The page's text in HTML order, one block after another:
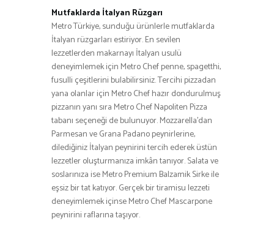
Mutfaklarda İtalyan Rüzgarı
Metro Türkiye, sunduğu ürünlerle mutfaklarda
İtalyan rüzgarları estiriyor. En sevilen
lezzetlerden makarnayı İtalyan usulü
deneyimlemek için Metro Chef penne, spagetthi,
fusulli çeşitlerini bulabilirsiniz. Tercihi pizzadan
yana olanlar için Metro Chef hazır dondurulmuş
pizzanın yanı sıra Metro Chef Napoliten Pizza
tabanı seçeneği de bulunuyor. Mozzarella’dan
Parmesan ve Grana Padano peynirlerine,
dilediğiniz İtalyan peynirini tercih ederek üstün
lezzetler oluşturmanıza imkân tanıyor. Salata ve
soslarınıza ise Metro Premium Balzamik Sirke ile
eşsiz bir tat katıyor. Gerçek bir tiramisu lezzeti
deneyimlemek içinse Metro Chef Mascarpone
peynirini raflarına taşıyor.